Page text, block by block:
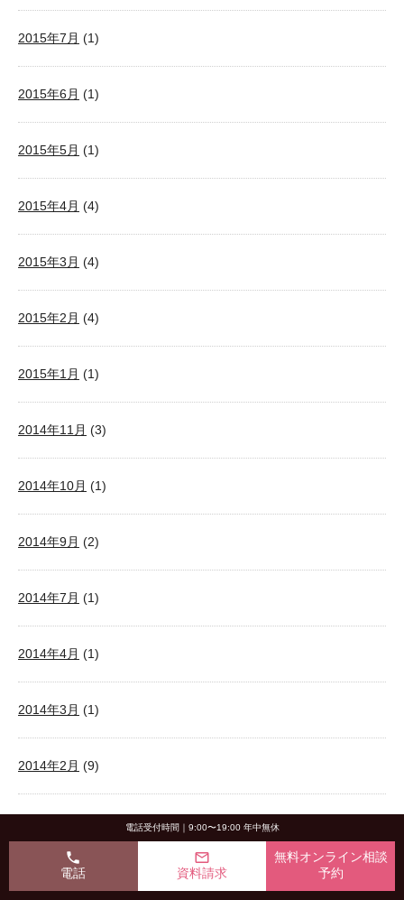
2015年7月 (1)
2015年6月 (1)
2015年5月 (1)
2015年4月 (4)
2015年3月 (4)
2015年2月 (4)
2015年1月 (1)
2014年11月 (3)
2014年10月 (1)
2014年9月 (2)
2014年7月 (1)
2014年4月 (1)
2014年3月 (1)
2014年2月 (9)
2013年11月
電話受付時間｜9:00〜19:00 年中無休
phone
電話
mail_outline
資料請求
無料オンライン相談
予約